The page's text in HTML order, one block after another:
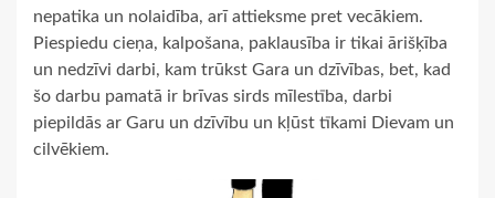
nepatika un nolaidība, arī attieksme pret vecākiem.
Piespiedu cieņa, kalpošana, paklausība ir tikai ārišķība
un nedzīvi darbi, kam trūkst Gara un dzīvības, bet, kad
šo darbu pamatā ir brīvas sirds mīlestība, darbi
piepildās ar Garu un dzīvību un kļūst tīkami Dievam un
cilvēkiem.